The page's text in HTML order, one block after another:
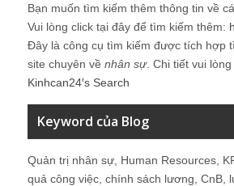
Bạn muốn tìm kiếm thêm thông tin về
Vui lòng click tại đây để tìm kiếm thêm:
Đây là công cụ tìm kiếm được tích hợp
site chuyên về nhân sự. Chi tiết vui
Kinhcan24′s Search
Keyword của Blog
Quản trị nhân sự, Human Resources,
quả công việc, chính sách lương, CnB,